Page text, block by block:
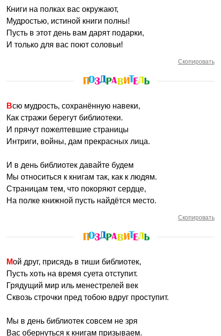
Книги на полках вас окружают,
Мудростью, истиной книги полны!
Пусть в этот день вам дарят подарки,
И только для вас поют соловьи!
Скопировать
Всю мудрость, сохранённую навеки,
Как стражи берегут библиотеки.
И прячут пожелтевшие страницы
Интриги, войны, дам прекрасных лица.
И в день библиотек давайте будем
Мы относиться к книгам так, как к людям.
Страницам тем, что покоряют сердце,
На полке книжной пусть найдётся место.
Скопировать
Мой друг, присядь в тиши библиотек,
Пусть хоть на время суета отступит.
Грядущий мир иль менестрелей век
Сквозь строчки пред тобою вдруг проступит.
Мы в день библиотек совсем не зря
Вас обернуться к книгам призываем.